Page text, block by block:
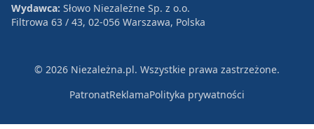
Wydawca: Słowo Niezależne Sp. z o.o.
Filtrowa 63 / 43, 02-056 Warszawa, Polska
© 2026 Niezależna.pl. Wszystkie prawa zastrzeżone.
PatronatReklamaPolityka prywatności